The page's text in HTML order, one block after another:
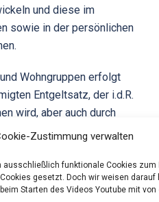
Zustimmung verwalten
funktionale Cookies zum
Cookies gesetzt. Doch wir weisen
Starten des Videos Youtube mit von
und diese im
sowie in der persönlichen
Wohngruppen erfolgt
Entgeltsatz, der i.d.R.
wird, aber auch durch
kann. Bei besonderem
Zusatzleistungen vereinbart
Rahmen der Jugendhilfe